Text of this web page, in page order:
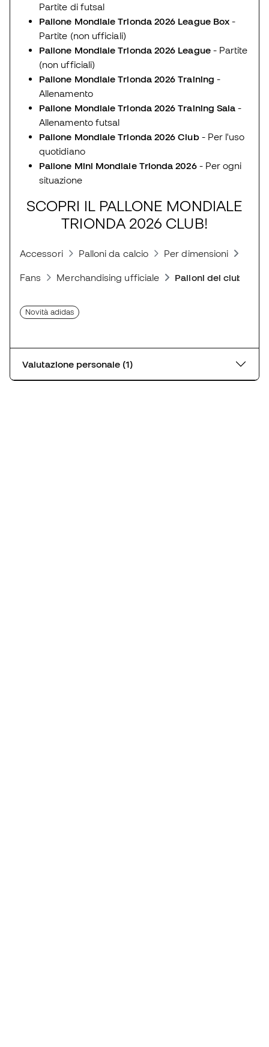
Partite di futsal
Pallone Mondiale Trionda 2026 League Box -
Partite (non ufficiali)
Pallone Mondiale Trionda 2026 League- Partite
(non ufficiali)
Pallone Mondiale Trionda 2026 Training-
Allenamento
Pallone Mondiale Trionda 2026 Training Sala -
Allenamento futsal
Pallone Mondiale Trionda 2026 Club- Per l'uso
quotidiano
Pallone Mini Mondiale Trionda 2026- Per ogni
situazione
SCOPRI IL PALLONE MONDIALE
TRIONDA 2026 CLUB!
Accessori Palloni da calcio Per dimensioni
Fans Merchandising ufficiale Palloni dei club
Novità adidas
Valutazione personale (1)